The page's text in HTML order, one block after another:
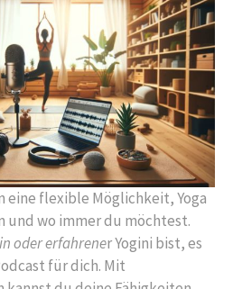
eine flexible Möglichkeit, Yoga
und wo immer du möchtest.
in oder erfahrener Yogini bist, es
für dich. Mit